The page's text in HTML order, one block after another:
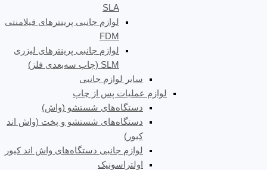
SLA
لوازم جانبی پرینترهای فیلامنتی
FDM
لوازم جانبی پرینترهای لیزری
SLM (چاپ سه‌بعدی فلز)
سایر لوازم جانبی
لوازم عملیات پس از چاپ
دستگاه‌های شستشو (واش)
دستگاه‌های شستشو و پخت (واش اند
کیور)
لوازم جانبی دستگاه‌های واش اند کیور
اولتراسونیک